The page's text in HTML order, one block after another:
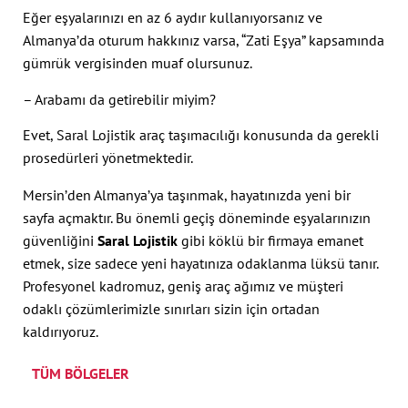
Eğer eşyalarınızı en az 6 aydır kullanıyorsanız ve
Almanya’da oturum hakkınız varsa, “Zati Eşya” kapsamında
gümrük vergisinden muaf olursunuz.
– Arabamı da getirebilir miyim?
Evet, Saral Lojistik araç taşımacılığı konusunda da gerekli
prosedürleri yönetmektedir.
Mersin’den Almanya’ya taşınmak, hayatınızda yeni bir
sayfa açmaktır. Bu önemli geçiş döneminde eşyalarınızın
güvenliğini Saral Lojistik gibi köklü bir firmaya emanet
etmek, size sadece yeni hayatınıza odaklanma lüksü tanır.
Profesyonel kadromuz, geniş araç ağımız ve müşteri
odaklı çözümlerimizle sınırları sizin için ortadan
kaldırıyoruz.
TÜM BÖLGELER